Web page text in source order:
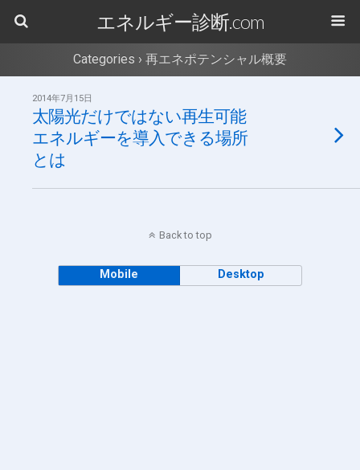
エネルギー診断.com
Categories › 再エネポテンシャル概要
2014年7月15日
太陽光だけではない再生可能
エネルギーを導入できる場所
とは
Back to top
Mobile Desktop